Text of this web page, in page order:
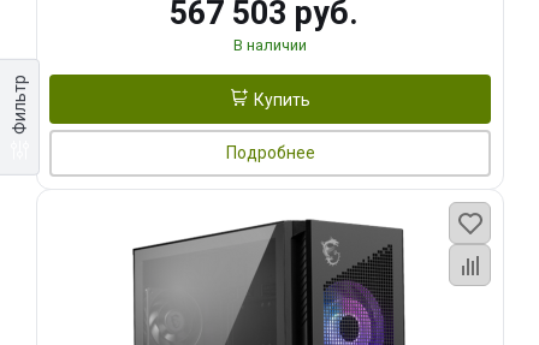
Фильтр
567 503 руб.
В наличии
Купить
Подробнее